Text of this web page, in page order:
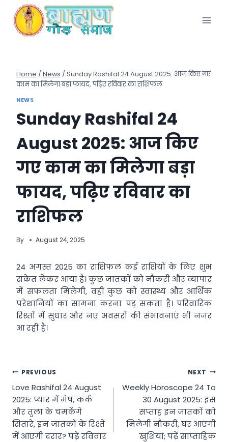
content
Home / News / Sunday Rashifal 24 August 2025: आज किए गए
काम का मिलेगा बड़ा फायद, पढ़िए रविवार का राशिफल
NEWS
Sunday Rashifal 24
August 2025: आज किए
गए काम का मिलेगा बड़ा
फायद, पढ़िए रविवार का
राशिफल
By August 24, 2025
24 अगस्त 2025 का राशिफल कई राशियों के लिए शुभ
संकेत लेकर आया है। कुछ जातकों को नौकरी और व्यापार
में सफलता मिलेगी, वहीं कुछ को स्वास्थ्य और आर्थिक
परेशानियों का सामना करना पड़ सकता है। परिवारिक
रिश्तों में सुधार और नए अवसरों की संभावनाएं भी नजर
आ रही हैं।
Post
navigation
PREVIOUS
Love Rashifal 24 August
2025: प्यार में मेष, कर्क
और तुला के चमकेंगे
सितारे, इन जातकों के रिश्ते
में आएगी दरार? पढ़ें रविवार
NEXT
Weekly Horoscope 24 To
30 August 2025: इस
सप्ताह इन जातकों को
मिलेगी नौकरी, घर आएंगी
खुशियां; पढ़ें साप्ताहिक